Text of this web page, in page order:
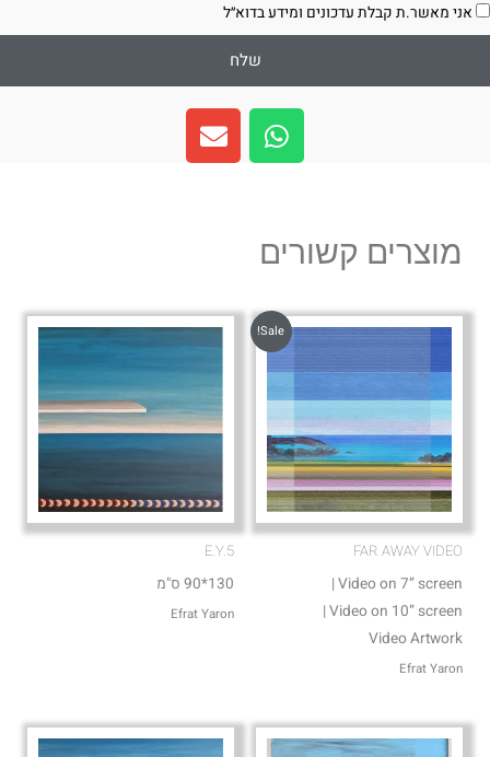
אני מאשר.ת קבלת עדכונים ומידע בדוא״ל
שלח
W
h
a
a
p
E
n
v
e
מוצרים קשורים
Sale!
FAR AWAY VIDEO
Video on 7” screen |
Video on 10” screen |
Video Artwork
Efrat Yaron
E.Y.5
130*90 ס"מ
Efrat Yaron